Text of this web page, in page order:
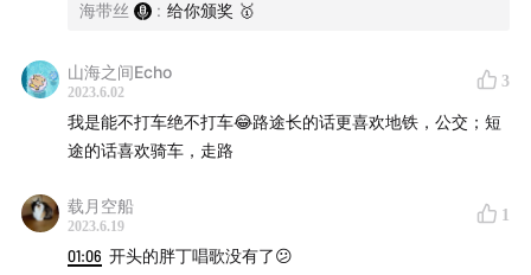
26:00打车代表生活状态的转变:“当我从可以慢悠悠出门
的少年变成追求效率的社会人”
28:00早期“打车”模式：打三轮车
29:59从在马路上等待招手到在手机上随叫随到
31:30 传统出租车上司机与乘客的“三八线”
33:30网约车的模式拉近了乘客与司机之间的距离
35:00乘车时的环境：“每次打网约车都像是开盲盒”
海带丝 : 给你颁奖 🥇
山海之间Echo
2023.6.02
3
我是能不打车绝不打车😂路途长的话更喜欢地铁，公交；短
途的话喜欢骑车，走路
载月空船
2023.6.19
1
01:06 开头的胖丁唱歌没有了😕